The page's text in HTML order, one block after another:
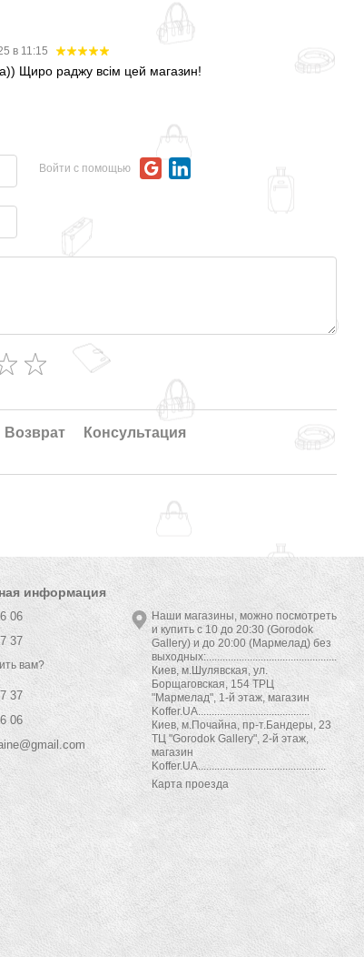
в 11:15
Щиро раджу всім цей магазин!
Войти с помощью
Возврат Консультация
информация
06
37
вам?
37
06
Наши магазины, можно посмотреть
и купить с 10 до 20:30 (Gorodok
Gallery) и до 20:00 (Мармелад) без
выходных:................................................
Киев, м.Шулявская, ул.
Борщаговская, 154 ТРЦ
"Мармелад", 1-й этаж, магазин
Koffer.UA.........................................
Киев, м.Почайна, пр-т.Бандеры, 23
ТЦ "Gorodok Gallery", 2-й этаж,
магазин
Koffer.UA...............................................
Карта проезда